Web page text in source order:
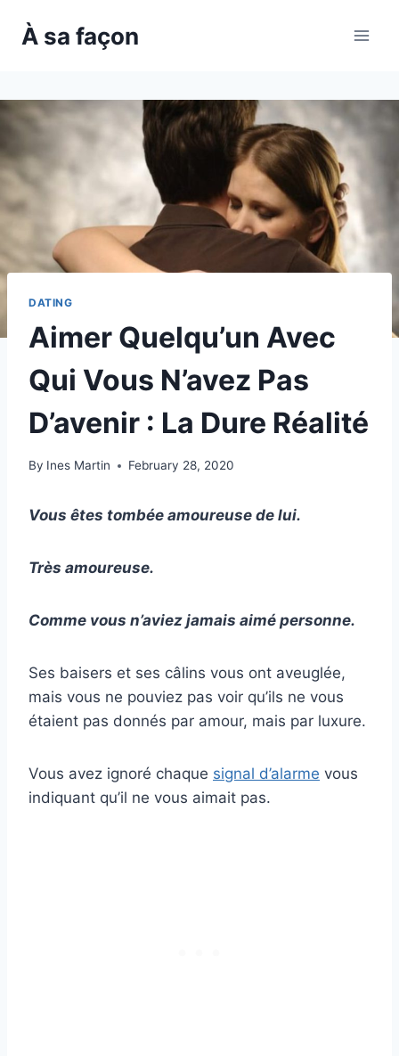
À sa façon
DATING
Aimer Quelqu’un Avec
Qui Vous N’avez Pas
D’avenir : La Dure Réalité
By Ines Martin February 28, 2020
Vous êtes tombée amoureuse de lui.
Très amoureuse.
Comme vous n’aviez jamais aimé personne.
Ses baisers et ses câlins vous ont aveuglée,
mais vous ne pouviez pas voir qu’ils ne vous
étaient pas donnés par amour, mais par luxure.
Vous avez ignoré chaque signal d’alarme vous
indiquant qu’il ne vous aimait pas.